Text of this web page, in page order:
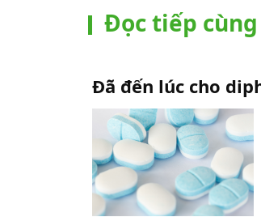
Đọc tiếp
Đã đến lúc cho